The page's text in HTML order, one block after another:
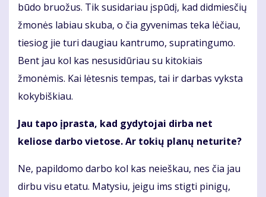
būdo bruožus. Tik susidariau įspūdį, kad didmiesčių
žmonės labiau skuba, o čia gyvenimas teka lėčiau,
tiesiog jie turi daugiau kantrumo, supratingumo.
Bent jau kol kas nesusidūriau su kitokiais
žmonėmis. Kai lėtesnis tempas, tai ir darbas vyksta
kokybiškiau.
Jau tapo įprasta, kad gydytojai dirba net
keliose darbo vietose. Ar tokių planų neturite?
Ne, papildomo darbo kol kas neieškau, nes čia jau
dirbu visu etatu. Matysiu, jeigu ims stigti pinigų,